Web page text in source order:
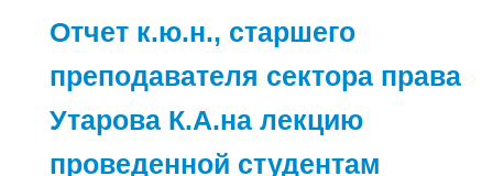
Отчет к.ю.н., старшего
преподавателя сектора права
Утарова К.А.на лекцию
проведенной студентам